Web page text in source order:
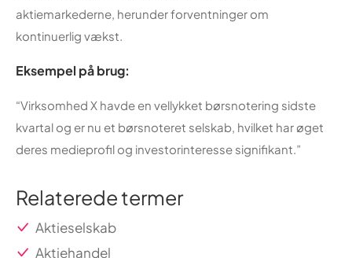
aktiemarkederne, herunder forventninger om
kontinuerlig vækst.
Eksempel på brug:
“Virksomhed X havde en vellykket børsnotering sidste
kvartal og er nu et børsnoteret selskab, hvilket har øget
deres medieprofil og investorinteresse signifikant.”
Relaterede termer
Aktieselskab
Aktiehandel